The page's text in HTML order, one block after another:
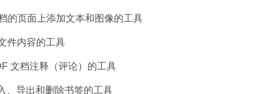
的页面上添加文本和图像的工具
件内容的工具
文档注释（评论）的工具
、导出和删除书签的工具